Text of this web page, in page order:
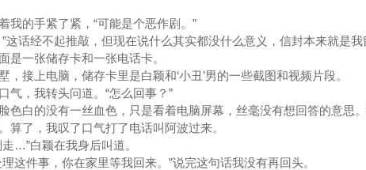
我的手紧了紧，“可能是个恶作剧。”
”这话经不起推敲，但现在说什么其实都没什么意义，信封本来就是
是一张储存卡和一张电话卡。
，接上电脑，储存卡里是白颖和‘小丑’男的一些截图和视频片段。
气，我转头问道。“怎么回事？”
色白的没有一丝血色，只是看着电脑屏幕，丝毫没有想回答的意思
算了，我叹了口气打了电话叫阿波过来。
…”白颖在我身后叫道。
理这件事，你在家里等我回来。”说完这句话我没有再回头。